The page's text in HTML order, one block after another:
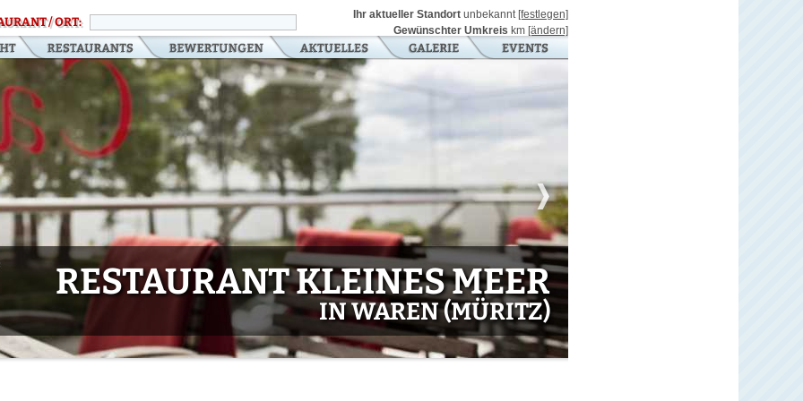
/ ORT:
Ihr aktueller Standort unbekannt [festlegen]
Gewünschter Umkreis km [ändern]
RESTAURANT KLEINES MEER
IN WAREN (MÜRITZ)